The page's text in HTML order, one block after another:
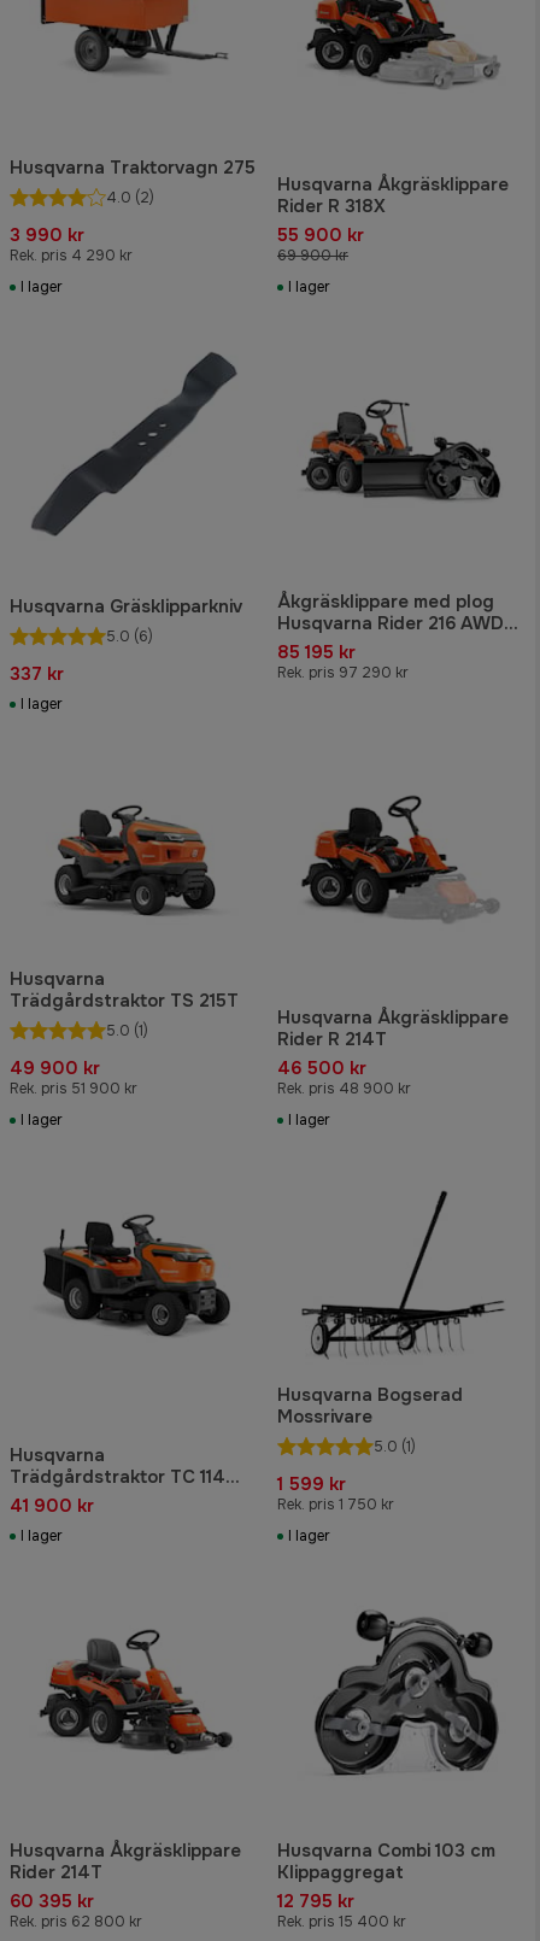
Husqvarna Traktorvagn 275
4.0 (2)
3 990 kr
Rek. pris 4 290 kr
I lager
Husqvarna Åkgräsklippare
Rider R 318X
55 900 kr
69 900 kr
I lager
Husqvarna Gräsklipparkniv
5.0 (6)
337 kr
I lager
Åkgräsklippare med plog
Husqvarna Rider 216 AWD
Paket
85 195 kr
Rek. pris 97 290 kr
Husqvarna
Trädgårdstraktor TS 215T
5.0 (1)
49 900 kr
Rek. pris 51 900 kr
I lager
Husqvarna Åkgräsklippare
Rider R 214T
46 500 kr
Rek. pris 48 900 kr
I lager
Husqvarna
Trädgårdstraktor TC 114
med uppsamlare
41 900 kr
I lager
Husqvarna Bogserad
Mossrivare
5.0 (1)
1 599 kr
Rek. pris 1 750 kr
I lager
Husqvarna Åkgräsklippare
Rider 214T
60 395 kr
Rek. pris 62 800 kr
Husqvarna Combi 103 cm
Klippaggregat
12 795 kr
Rek. pris 15 400 kr